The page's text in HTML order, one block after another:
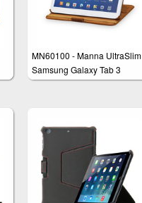
MN60100 - Manna UltraSlim
Samsung Galaxy Tab 3
Schutzhülle